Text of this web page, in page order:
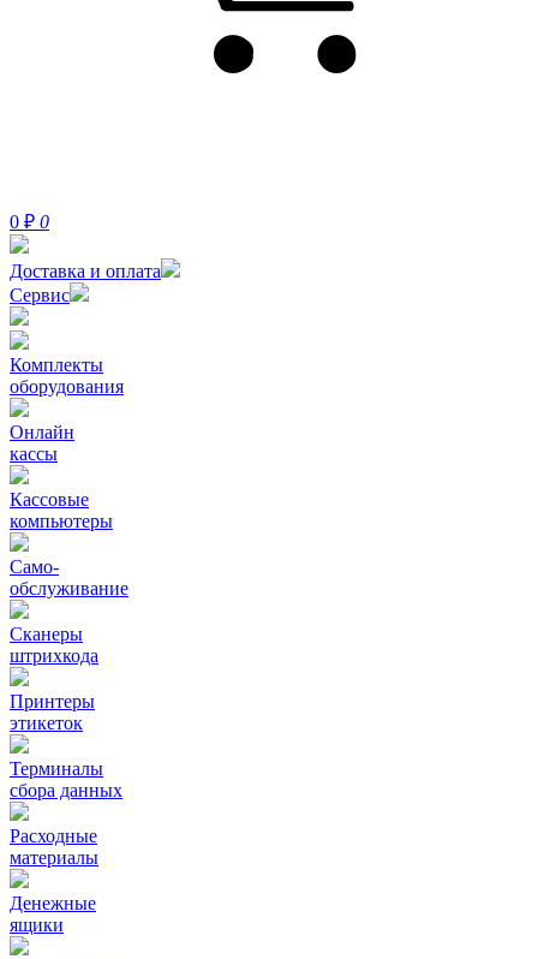
0 ₽ 0
Доставка и оплата
Сервис
Комплекты
оборудования
Онлайн
кассы
Кассовые
компьютеры
Само-
обслуживание
Сканеры
штрихкода
Принтеры
этикеток
Терминалы
сбора данных
Расходные
материалы
Денежные
ящики